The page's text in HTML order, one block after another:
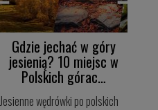
Gdzie jechać w góry
jesienią? 10 miejsc w
Polskich górac…
Jesienne wędrówki po polskich